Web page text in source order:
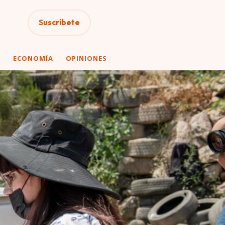
Suscríbete
ECONOMÍA OPINIONES